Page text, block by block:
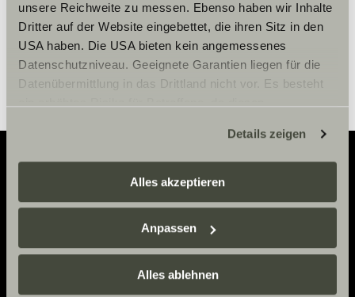
unsere Reichweite zu messen. Ebenso haben wir Inhalte
Dritter auf der Website eingebettet, die ihren Sitz in den
USA haben. Die USA bieten kein angemessenes
Datenschutzniveau. Geeignete Garantien liegen für die
Datenübermittlung in das Drittland nicht vor. Es besteht
zustehen. Eingesetzte Dienstleister können Daten für
eigene Zwecke verarbeiten und mit anderen Daten
zusammenführen. Weitere Informationen finden Sie hier:
Datenschutzerklärung
einzelne Cookies/Dienste in den Einstellungen aus,
erteilen Sie uns Ihre Einwilligung zur Verarbeitung Ihrer
Daten zu den genannten Zwecken. Die Einwilligung ist
freiwillig, für den Besuch der Website nicht erforderlich
Details zeigen
Alles akzeptieren
Anpassen
Alles ablehnen
Adventure
OTA YHTEYTTÄ